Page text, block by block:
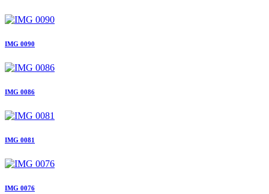
IMG 0090
IMG 0086
IMG 0081
IMG 0076